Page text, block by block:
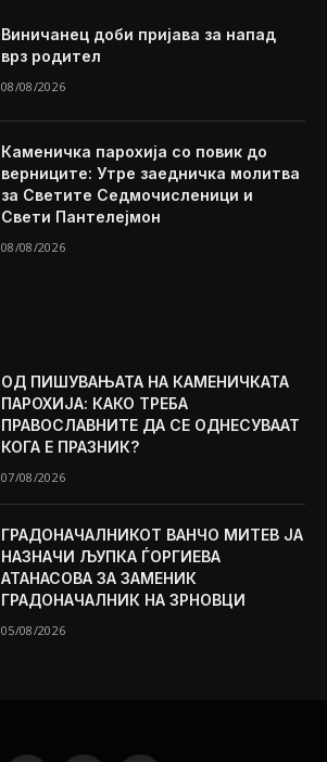
Виничанец доби пријава за напад
врз родител
08/08/2026
Каменичка парохија со повик до
верниците: Утре заедничка молитва
за Светите Седмочисленици и
Свети Пантелејмон
08/08/2026
ОД ПИШУВАЊАТА НА КАМЕНИЧКАТА
ПАРОХИЈА: КАКО ТРЕБА
ПРАВОСЛАВНИТЕ ДА СЕ ОДНЕСУВААТ
КОГА Е ПРАЗНИК?
07/08/2026
ГРАДОНАЧАЛНИКОТ ВАНЧО МИТЕВ ЈА
НАЗНАЧИ ЉУПКА ЃОРГИЕВА
АТАНАСОВА ЗА ЗАМЕНИК
ГРАДОНАЧАЛНИК НА ЗРНОВЦИ
05/08/2026